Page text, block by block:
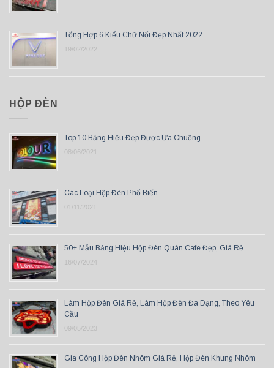
Tổng Hợp 6 Kiểu Chữ Nổi Đẹp Nhất 2022
19/02/2022
HỘP ĐÈN
Top 10 Bảng Hiệu Đẹp Được Ưa Chuộng
08/06/2021
Các Loại Hộp Đèn Phổ Biến
01/11/2021
50+ Mẫu Bảng Hiệu Hộp Đèn Quán Cafe Đẹp, Giá Rẻ
16/07/2024
Làm Hộp Đèn Giá Rẻ, Làm Hộp Đèn Đa Dạng, Theo Yêu
Cầu
09/05/2023
Gia Công Hộp Đèn Nhôm Giá Rẻ, Hộp Đèn Khung Nhôm